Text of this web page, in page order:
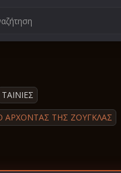
ΤΑΙΝΙΕΣ
ΆΡΧΟΝΤΑΣ ΤΗΣ ΖΟΥΓΚΛΑΣ